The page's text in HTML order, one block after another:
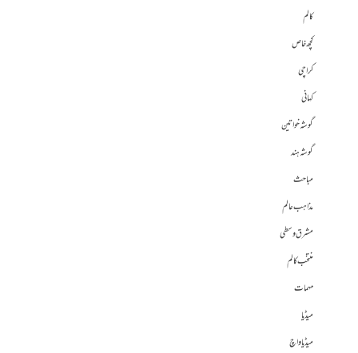
کالم
کچھ خاص
کراچی
کہانی
گوشہ خواتین
گوشہ ہند
مباحث
مذاہب عالم
مشرق وسطی
منتخب کالم
مہمات
میڈیا
میڈیا واچ